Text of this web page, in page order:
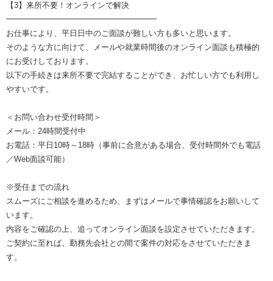
【3】来所不要！オンラインで解決
━━━━━━━━━━━━━━━━━━━
お仕事により、平日日中のご面談が難しい方も多いと思います。
そのような方に向けて、メールや就業時間後のオンライン面談も積極的
にお受けしております。
以下の手続きは来所不要で完結することができ、お忙しい方でも利用し
やすいです。
＜お問い合わせ受付時間＞
メール：24時間受付中
お電話：平日10時～18時（事前に合意がある場合、受付時間外でも電話
／Web面談可能）
※受任までの流れ
スムーズにご相談を進めるため、まずはメールで事情確認をお願いして
います。
内容をご確認の上、追ってオンライン面談を設定させていただきます。
ご契約に至れば、勤務先会社との間で案件の対応をさせていただきま
す。